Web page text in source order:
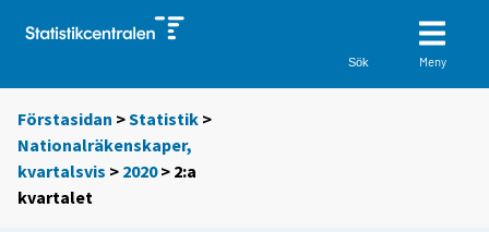
Sök Meny
Förstasidan >Statistik >
Nationalräkenskaper,
kvartalsvis > 2020> 2:a
kvartalet